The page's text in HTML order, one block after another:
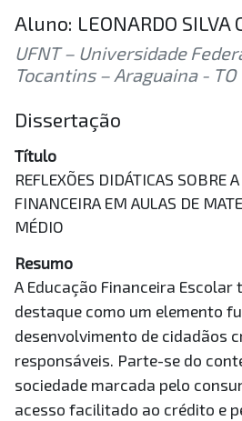
Aluno: LEONARDO SILVA
UFNT – Universidade
Tocantins – Araguaina - TO
Dissertação
Título
REFLEXÕES DIDÁTICAS SOBRE
FINANCEIRA EM AULAS DE
MÉDIO
Resumo
A Educação Financeira Escolar
destaque como um elemento
desenvolvimento de cidadãos
responsáveis. Parte-se do
sociedade marcada pelo
acesso facilitado ao crédito e